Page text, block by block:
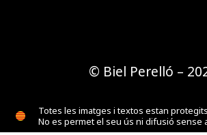
© Biel Perelló –
Totes les imatges i textos estan
No es permet el seu ús ni difusió sense